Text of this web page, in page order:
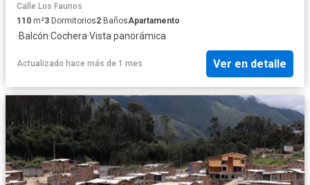
Calle Los Faunos
110 m²3 Dormitorios2 BañosApartamento
·Balcón·Cochera·Vista panorámica
Actualizado hace más de 1 mes Ver en detalle